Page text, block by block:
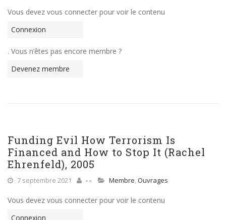
Vous devez vous connecter pour voir le contenu
Connexion
. Vous n’êtes pas encore membre ?
Devenez membre
Funding Evil How Terrorism Is
Financed and How to Stop It (Rachel
Ehrenfeld), 2005
7 septembre 2021 - - Membre, Ouvrages
Vous devez vous connecter pour voir le contenu
Connexion